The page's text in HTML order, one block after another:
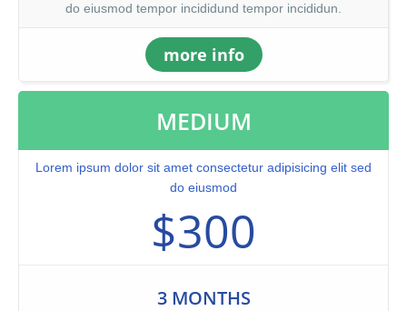
do eiusmod tempor incididund tempor incididun.
more info
MEDIUM
Lorem ipsum dolor sit amet consectetur adipisicing elit sed
do eiusmod
$300
3 MONTHS